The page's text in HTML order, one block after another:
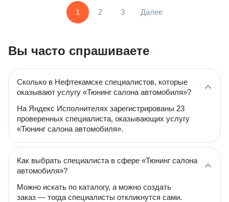
1 2 3 Далее
Вы часто спрашиваете
Сколько в Нефтекамске специалистов, которые
оказывают услугу «Тюнинг салона автомобиля»?
На Яндекс Исполнителях зарегистрированы 23
проверенных специалиста, оказывающих услугу
«Тюнинг салона автомобиля».
Как выбрать специалиста в сфере «Тюнинг салона
автомобиля»?
Можно искать по каталогу, а можно создать
заказ — тогда специалисты откликнутся сами.